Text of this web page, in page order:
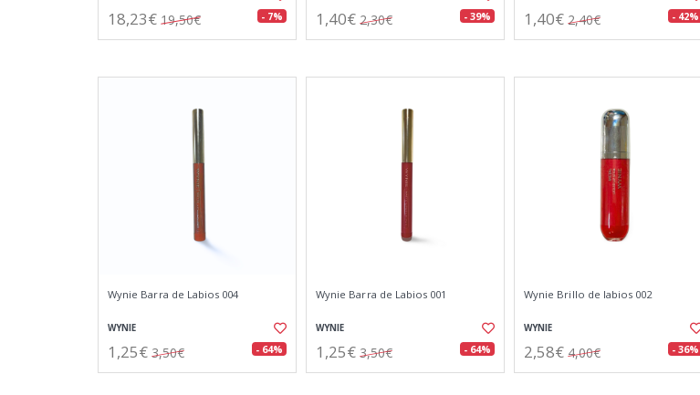
18,23€ 19,50€ - 7% 1,40€ 2,30€ - 39% 1,40€ 2,40€ - 42%
Wynie Barra de Labios 004
WYNIE
1,25€ 3,50€ - 64%
Wynie Barra de Labios 001
WYNIE
1,25€ 3,50€ - 64%
Wynie Brillo de labios 002
WYNIE
2,58€ 4,00€ - 36%